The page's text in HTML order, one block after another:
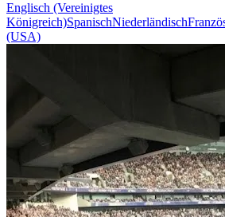
Englisch (Vereinigtes
Königreich)SpanischNiederländisch
(USA)